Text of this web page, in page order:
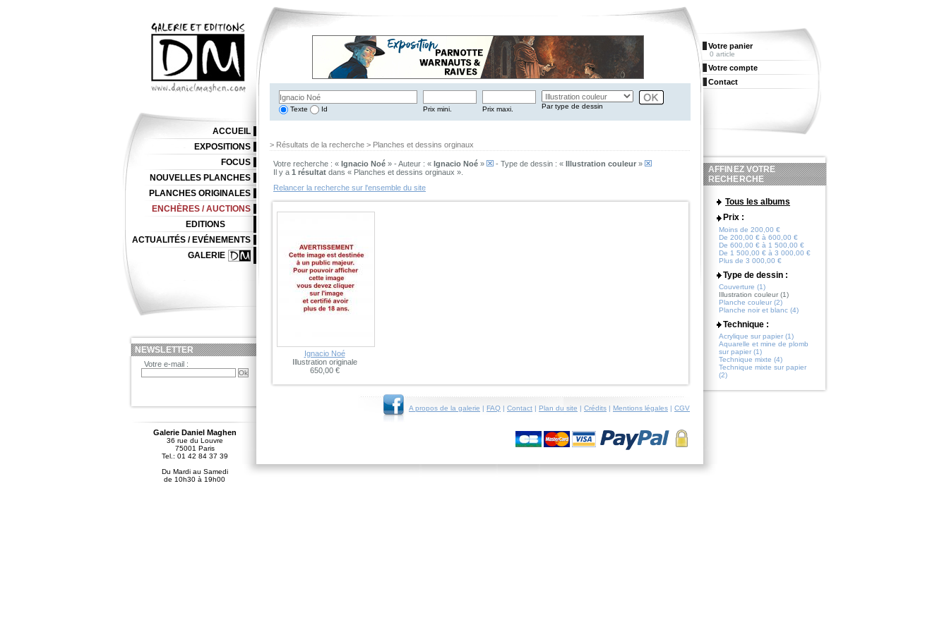
Texte Id Prix mini. Prix maxi. Par type de dessin
> Résultats de la recherche > Planches et dessins orginaux
Votre recherche : « Ignacio Noé » - Auteur : « Ignacio Noé » - Type de dessin : « Illustration couleur »
Il y a 1 résultat dans « Planches et dessins orginaux ».
Relancer la recherche sur l'ensemble du site
Ignacio Noé
Illustration originale
650,00 €
A propos de la galerie | FAQ | Contact | Plan du site | Crédits | Mentions légales | CGV
ACCUEIL
EXPOSITIONS
FOCUS
NOUVELLES PLANCHES
PLANCHES ORIGINALES
ENCHÈRES / AUCTIONS
EDITIONS
ACTUALITÉS / EVÉNEMENTS
GALERIE
NEWSLETTER
Votre e-mail :
Galerie Daniel Maghen
36 rue du Louvre
75001 Paris
Tel.: 01 42 84 37 39
Du Mardi au Samedi
de 10h30 à 19h00
Votre panier
0 article
Votre compte
Contact
AFFINEZ VOTRE
RECHERCHE
Tous les albums
Prix :
Moins de 200,00 €
De 200,00 € à 600,00 €
De 600,00 € à 1 500,00 €
De 1 500,00 € à 3 000,00 €
Plus de 3 000,00 €
Type de dessin :
Couverture (1)
Illustration couleur (1)
Planche couleur (2)
Planche noir et blanc (4)
Technique :
Acrylique sur papier (1)
Aquarelle et mine de plomb
sur papier (1)
Technique mixte (4)
Technique mixte sur papier
(2)